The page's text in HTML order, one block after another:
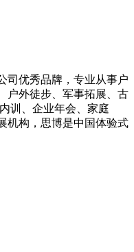
司优秀品牌，专业从事户
户外徒步、军事拓展、古
训、企业年会、家庭
机构，思博是中国体验式